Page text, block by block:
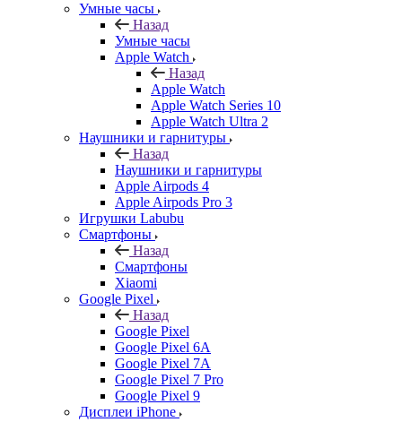
Умные часы
Назад
Умные часы
Apple Watch
Назад
Apple Watch
Apple Watch Series 10
Apple Watch Ultra 2
Наушники и гарнитуры
Назад
Наушники и гарнитуры
Apple Airpods 4
Apple Airpods Pro 3
Игрушки Labubu
Смартфоны
Назад
Смартфоны
Xiaomi
Google Pixel
Назад
Google Pixel
Google Pixel 6A
Google Pixel 7А
Google Pixel 7 Pro
Google Pixel 9
Дисплеи iPhone